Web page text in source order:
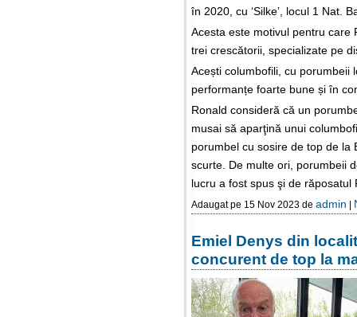
în 2020, cu ‘Silke’, locul 1 Nat.
Acesta este motivul pentru care
trei crescătorii, specializate pe
Acești columbofili, cu porumbeii
performanțe foarte bune și în
Ronald consideră că un
musai să aparţină unui
porumbel cu sosire de top de la
scurte. De multe ori, porumbeii
lucru a fost spus şi de
Adaugat pe 15 Nov 2023 de admin |
Emiel Denys din
concurent de top la